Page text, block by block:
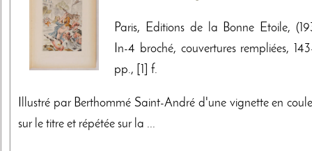
Paris, Editions de la Bonne Etoile,
In-4 broché, couvertures rempliées,
pp., [1] f.
Illustré par Berthommé Saint-André d'une vignette en
sur le titre et répétée sur la ...